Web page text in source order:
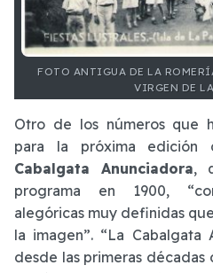
FOTO ANTIGUA DE LA
VIRGEN DE
Otro de los números que
para la próxima edición
Cabalgata Anunciadora,
programa en 1900,
alegóricas muy definidas
la imagen”. “La Cabalgata
desde las primeras décadas